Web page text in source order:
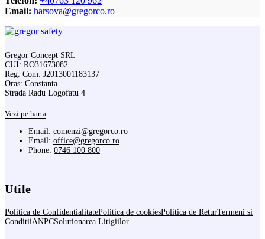
Email: harsova@gregorco.ro
Gregor Concept SRL
CUI: RO31673082
Reg. Com: J2013001183137
Oras: Constanta
Strada Radu Logofatu 4
Vezi pe harta
Email: comenzi@gregorco.ro
Email: office@gregorco.ro
Phone: 0746 100 800
Utile
Politica de ConfidentialitatePolitica de cookiesPolitica de ReturTermeni si
ConditiiANPCSolutionarea Litigiilor